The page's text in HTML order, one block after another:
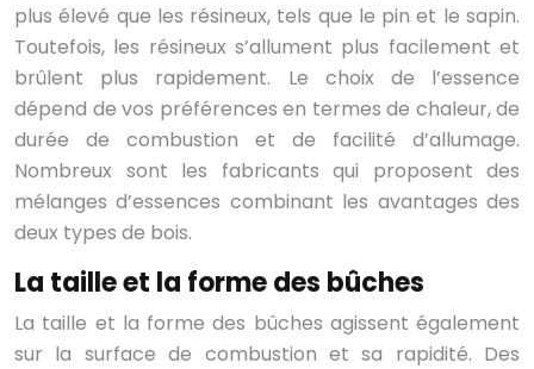
plus élevé que les résineux, tels que le pin et le sapin.
Toutefois, les résineux s’allument plus facilement et
brûlent plus rapidement. Le choix de l’essence
dépend de vos préférences en termes de chaleur, de
durée de combustion et de facilité d’allumage.
Nombreux sont les fabricants qui proposent des
mélanges d’essences combinant les avantages des
deux types de bois.
La taille et la forme des bûches
La taille et la forme des bûches agissent également
sur la surface de combustion et sa rapidité. Des